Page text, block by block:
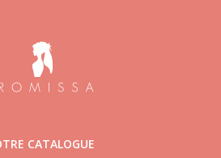
CATALOGUE